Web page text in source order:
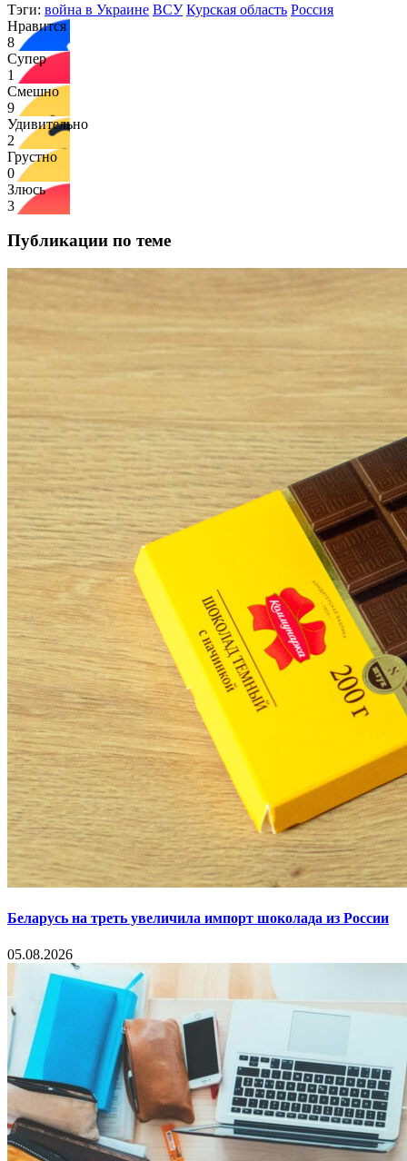
Тэги: война в Украине ВСУ Курская область Россия
Нравится
8
Супер
1
Смешно
9
Удивительно
2
Грустно
0
Злюсь
3
Публикации по теме
Беларусь на треть увеличила импорт шоколада из России
05.08.2026